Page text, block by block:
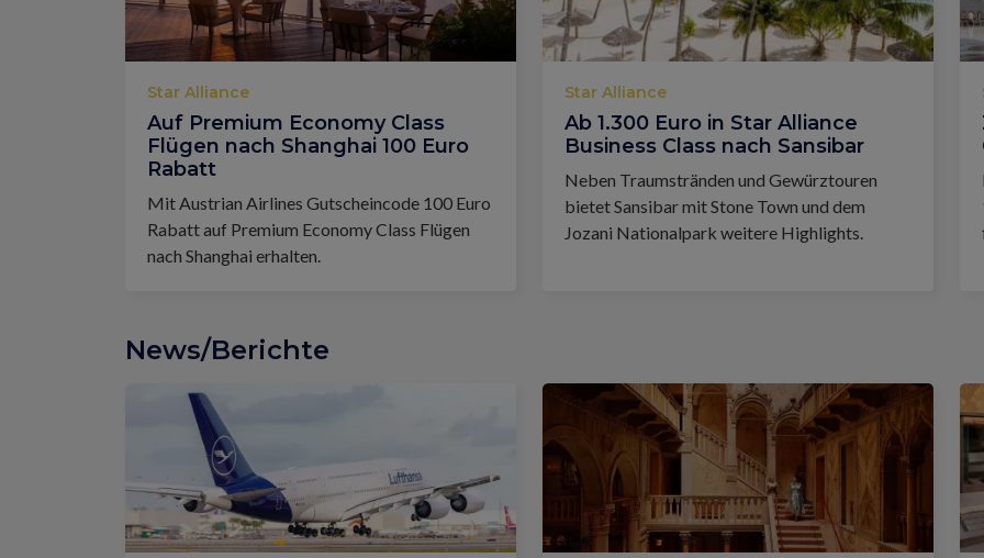
Star Alliance
Auf Premium Economy Class
Flügen nach Shanghai 100 Euro
Rabatt
Mit Austrian Airlines Gutscheincode 100 Euro
Rabatt auf Premium Economy Class Flügen
nach Shanghai erhalten.
Star Alliance
Ab 1.300 Euro in Star Alliance
Business Class nach Sansibar
Neben Traumstränden und Gewürztouren
bietet Sansibar mit Stone Town und dem
Jozani Nationalpark weitere Highlights.
News/Berichte